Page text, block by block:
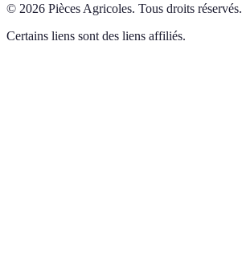
© 2026 Pièces Agricoles. Tous droits réservés.
Certains liens sont des liens affiliés.